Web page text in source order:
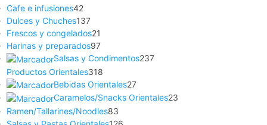
Cafe e infusiones42
Dulces y Chuches137
Frescos y congelados21
Harinas y preparados97
Salsas y Condimentos237
Productos Orientales318
Bebidas Orientales27
Caramelos/Snacks Orientales23
Ramen/Tallarines/Noodles83